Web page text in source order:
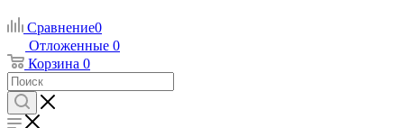
Сравнение0
Отложенные 0
Корзина 0